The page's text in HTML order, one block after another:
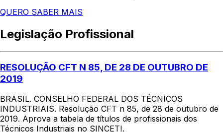
QUERO SABER MAIS
Legislação Profissional
RESOLUÇÃO CFT N 85, DE 28 DE OUTUBRO DE
2019
BRASIL. CONSELHO FEDERAL DOS TÉCNICOS
INDUSTRIAIS. Resolução CFT n 85, de 28 de outubro de
2019. Aprova a tabela de títulos de profissionais dos
Técnicos Industriais no SINCETI.